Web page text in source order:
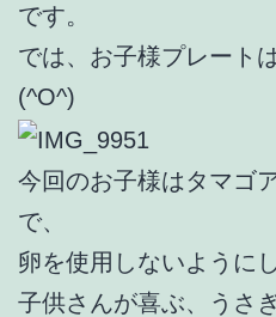
です。
では、お子様プレート
(^O^)
今回のお子様はタマゴ
で、
卵を使用しないように
子供さんが喜ぶ、うさ